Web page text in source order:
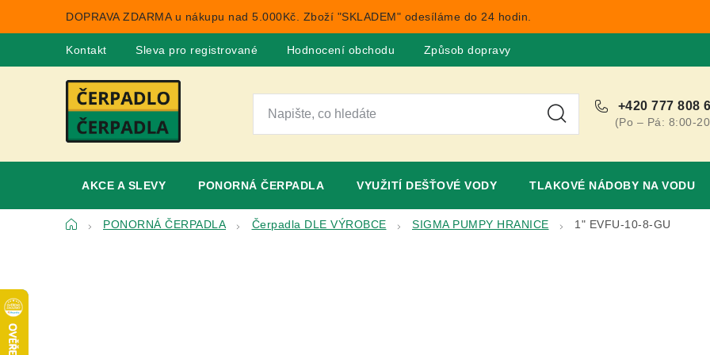
DOPRAVA ZDARMA u nákupu nad 5.000Kč. Zboží "SKLADEM" odesíláme do 24 hodin.
Kontakt Sleva pro registrované Hodnocení obchodu Způsob dopravy
+420 777 808
(Po – Pá: 8:00-
AKCE A SLEVY PONORNÁ ČERPADLA VYUŽITÍ DEŠŤOVÉ VODY TLAKOVÉ NÁDOBY NA VODU
DomůPONORNÁ ČERPADLA Čerpadla DLE VÝROBCE SIGMA PUMPY HRANICE 1" EVFU-10-8-GU